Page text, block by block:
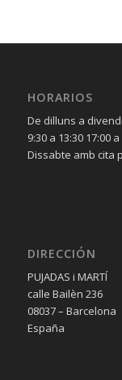
HORARIOS
De dilluns a
9:30 a 13:30 17:00 a
Dissabte amb cita
DIRECCIÓN
PUJADAS i MARTÍ
calle Bailèn 236
08037 – Barcelona
España